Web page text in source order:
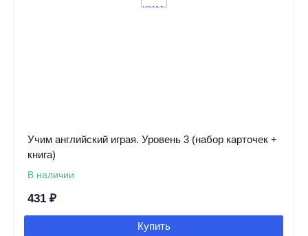
Учим английский играя. Уровень 3 (набор карточек +
книга)
В наличии
431 ₽
Купить